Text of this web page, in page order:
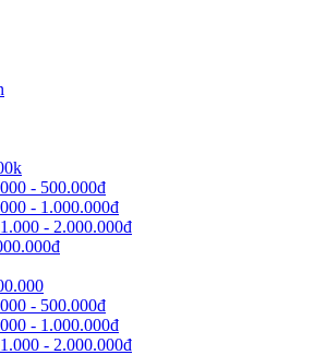
- 500.000đ
- 1.000.000đ
- 2.000.000đ
- 500.000đ
- 1.000.000đ
- 2.000.000đ